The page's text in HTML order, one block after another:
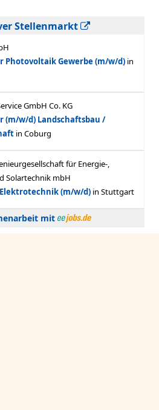
Stellenmarkt
mit